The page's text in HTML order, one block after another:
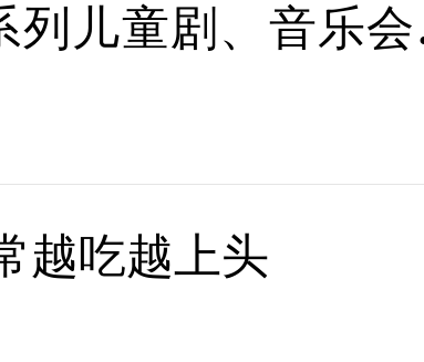
列儿童剧、音乐
越吃越上头